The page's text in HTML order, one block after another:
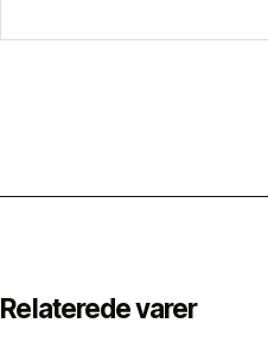
Relaterede varer